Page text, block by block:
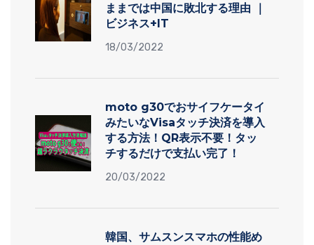
ままでは中国に敗北する理由 ｜
ビジネス+IT
18/03/2022
moto g30でおサイフケータイ
みたいなVisaタッチ決済を導入
する方法！QR表示不要！タッ
チするだけで支払い完了！
20/03/2022
韓国、サムスンスマホの性能め